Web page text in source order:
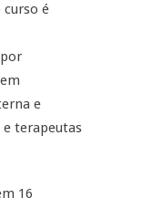
curso é
e
terapeutas
16